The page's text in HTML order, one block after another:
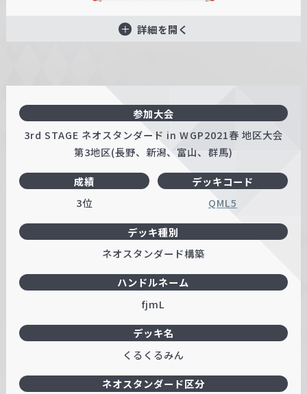
詳細を開く
参加大会
3rd STAGE ネオスタンダード in WGP2021春 地区大会
第3地区(長野、新潟、富山、群馬)
成績
3位
ハンドルネーム
fjmL
デッキコード
QML5
デッキ名
くるくるみん
デッキ種別
ネオスタンダード構築
ネオスタンダード区分